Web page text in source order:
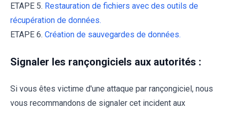
ETAPE 5. Restauration de fichiers avec des outils de
récupération de données.
ETAPE 6. Création de sauvegardes de données.
Signaler les rançongiciels aux autorités :
Si vous êtes victime d'une attaque par rançongiciel, nous
vous recommandons de signaler cet incident aux